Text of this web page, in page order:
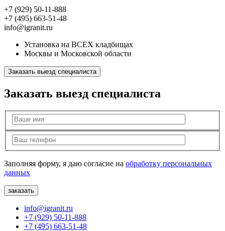
+7 (929) 50-11-888
+7 (495) 663-51-48
info@igranit.ru
Установка на ВСЕХ кладбищах
Москвы и Московской области
Заказать выезд специалиста
Заказать выезд специалиста
Заполняя форму, я даю согласие на обработку персональных
данных
info@igranit.ru
+7 (929) 50-11-888
+7 (495) 663-51-48